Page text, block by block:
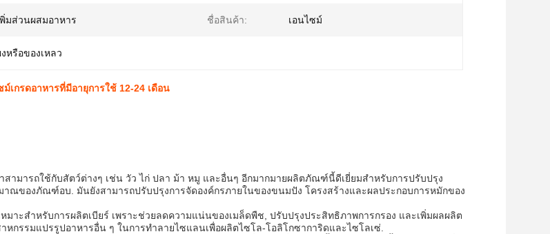
พิ่มส่วนผสมอาหาร ชื่อสินค้า: เอนไซม์
งหรือของเหลว
เกรดอาหารที่มีอายุการใช้ 12-24 เดือน
าสามารถใช้กับสัตว์ต่างๆ เช่น วัว ไก่ ปลา ม้า หมู และอื่นๆ อีกมากมายผลิตภัณฑ์นี้ดีเยี่ยมสําหรับการปรับปรุง
ณของภัณฑ์อบ. มันยังสามารถปรับปรุงการจัดองค์กรภายในของขนมปัง โครงสร้างและผลประกอบการหมักของ
มาะสําหรับการผลิตเบียร์ เพราะช่วยลดความแน่นของเมล็ดพืช, ปรับปรุงประสิทธิภาพการกรอง และเพิ่มผลผลิต
หกรรมแปรรูปอาหารอื่น ๆ ในการทําลายไซแลนเพื่อผลิตไซโล-โอลิโกซาการิดและไซโลเซ่.